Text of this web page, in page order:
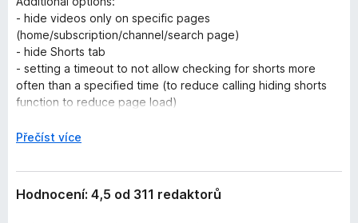
- hide videos only on specific pages
(home/subscription/channel/search page)
- hide Shorts tab
- setting a timeout to not allow checking for shorts more
often than a specified time (to reduce calling hiding shorts
function to reduce page load)
subscriptions page
- hiding live videos (experimental)
- hiding 'upcoming' videos (experimental)
R
z
b
a
Přečíst více
Hodnocení: 4,5 od 311 redaktorů